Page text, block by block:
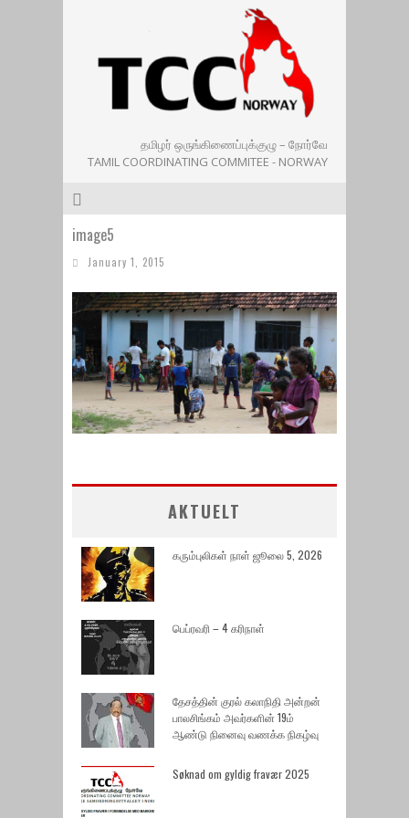
தமிழர் ஒருங்கிணைப்புக்குழு – நோர்வே
TAMIL COORDINATING COMMITEE - NORWAY
image5
January 1, 2015
AKTUELT
கரும்புலிகள் நாள் ஜூலை 5, 2026
பெப்ரவரி – 4 கரிநாள்
தேசத்தின் குரல் கலாநிதி அன்றன்
பாலசிங்கம் அவர்களின் 19ம்
ஆண்டு நினைவு வணக்க நிகழ்வு
Søknad om gyldig fravær 2025